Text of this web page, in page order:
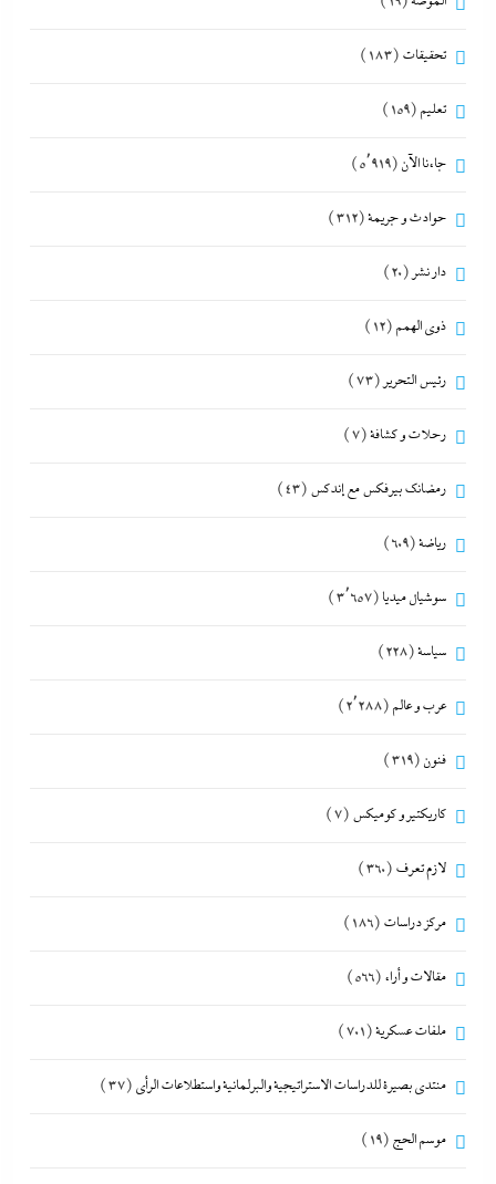
تحقيقات (183)
تعليم (159)
جاءنا الآن (5٬919)
حوادث و جريمة(312)
دار نشر (20)
ذوى الهمم (12)
رئيس التحرير (73)
رحلات و كشافة(7)
رمضانك بيرفكس مع إندكس (43)
رياضة(609)
سوشيال ميديا (3٬657)
سياسة(228)
عرب و عالم (2٬288)
فنون (319)
كاريكتير و كوميكس (7)
لازم تعرف (360)
مركز دراسات (186)
مقالات و أراء (566)
ملفات عسكرية(701)
منتدى بصيرة للدراسات الاستراتيجية والبرلمانية واستطلاعات الرأى (37)
موسم الحج (19)